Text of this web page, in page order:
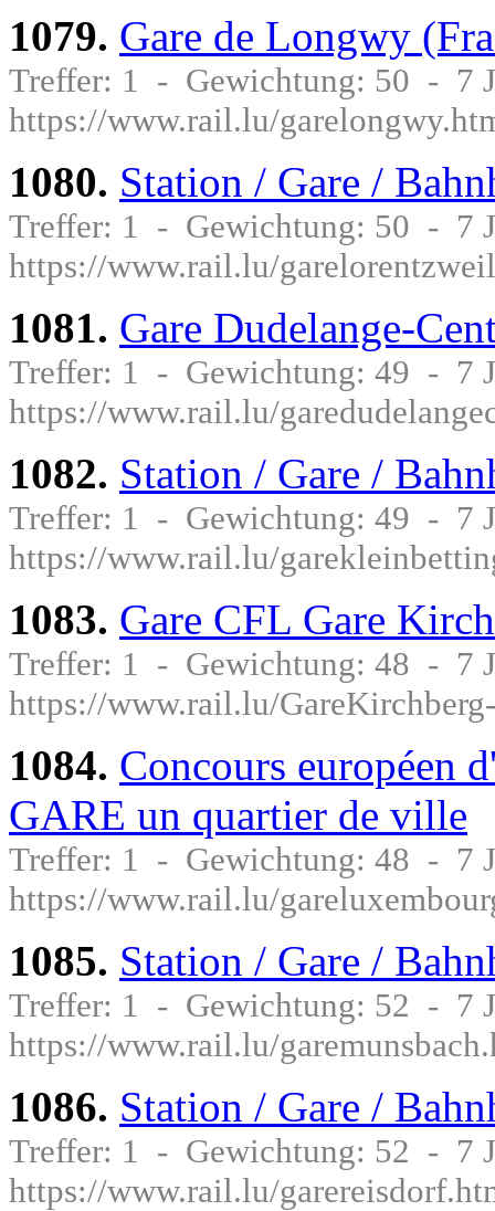
1079. Gare de Longwy
Treffer: 1 - Gewichtung: 50 - 7
https://www.rail.lu/
1080. Station / Gare /
Treffer: 1 - Gewichtung: 50 - 7
https://www.rail.lu/
1081. Gare Dudelange-
Treffer: 1 - Gewichtung: 49 - 7
https://www.rail.lu/
1082. Station / Gare /
Treffer: 1 - Gewichtung: 49 - 7
https://www.rail.lu/
1083. Gare CFL Gare
Treffer: 1 - Gewichtung: 48 - 7
https://www.rail.lu/
1084. Concours européen
GARE un quartier de ville
Treffer: 1 - Gewichtung: 48 - 7
https://www.rail.lu/
1085. Station / Gare /
Treffer: 1 - Gewichtung: 52 - 7
https://www.rail.lu/
1086. Station / Gare /
Treffer: 1 - Gewichtung: 52 - 7
https://www.rail.lu/